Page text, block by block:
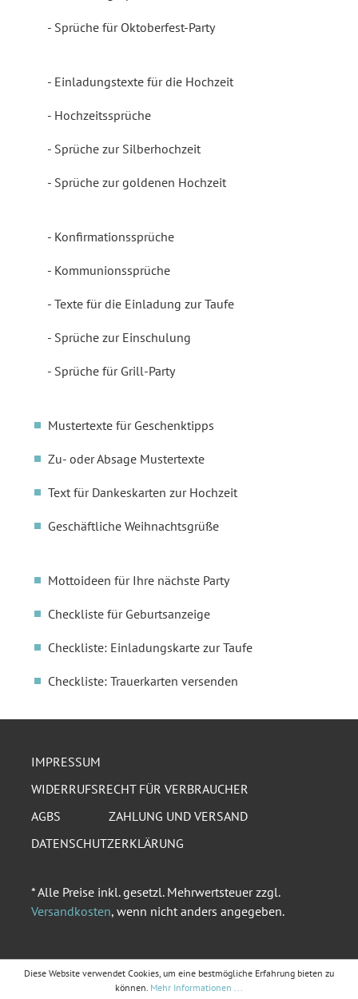
Sprüche für Oktoberfest-Party
Einladungstexte für die Hochzeit
Hochzeitssprüche
Sprüche zur Silberhochzeit
Sprüche zur goldenen Hochzeit
Konfirmationssprüche
Kommunionssprüche
Texte für die Einladung zur Taufe
Sprüche zur Einschulung
Sprüche für Grill-Party
Mustertexte für Geschenktipps
Zu- oder Absage Mustertexte
Text für Dankeskarten zur Hochzeit
Geschäftliche Weihnachtsgrüße
Mottoideen für Ihre nächste Party
Checkliste für Geburtsanzeige
Checkliste: Einladungskarte zur Taufe
Checkliste: Trauerkarten versenden
IMPRESSUM
WIDERRUFSRECHT FÜR VERBRAUCHER
AGBS
ZAHLUNG UND VERSAND
DATENSCHUTZERKLÄRUNG
* Alle Preise inkl. gesetzl. Mehrwertsteuer zzgl.
Versandkosten, wenn nicht anders angegeben.
Diese Website verwendet Cookies, um eine bestmögliche Erfahrung bieten zu
können. Mehr Informationen ...